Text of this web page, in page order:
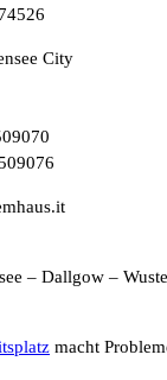
City
– Dallgow –
macht